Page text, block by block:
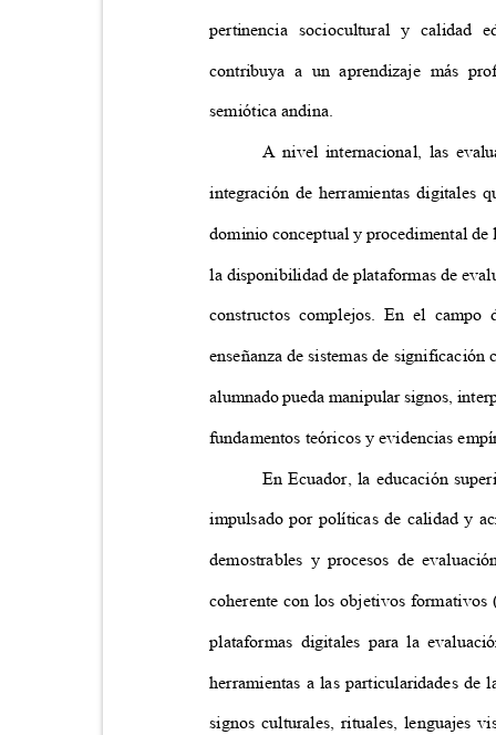
pertinencia sociocultural y calidad
contribuya a un aprendizaje más
semiótica andina.
A nivel internacional, las
integración de herramientas
dominio conceptual y procedimental
la disponibilidad de plataformas de
constructos complejos. En el
enseñanza de sistemas de
alumnado pueda manipular signos,
fundamentos teóricos y evidencias
En Ecuador, la educación
impulsado por políticas de calidad y
demostrables y procesos de
coherente con los objetivos
plataformas digitales para la
herramientas a las particularidades
signos culturales, rituales, lenguajes